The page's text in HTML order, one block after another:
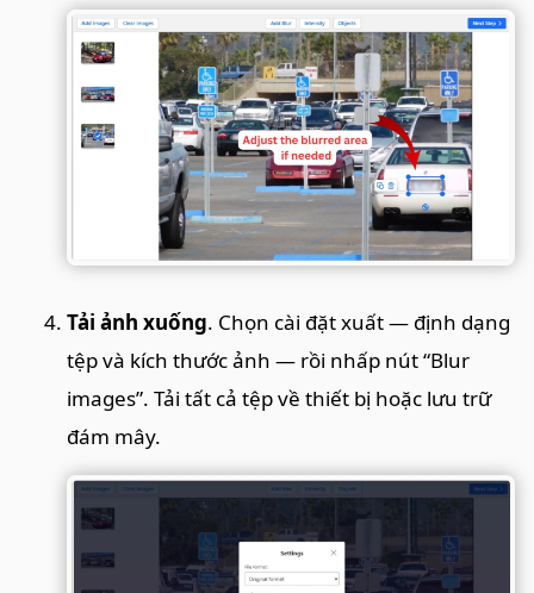
Tải ảnh xuống. Chọn cài đặt xuất — định dạng
tệp và kích thước ảnh — rồi nhấp nút “Blur
images”. Tải tất cả tệp về thiết bị hoặc lưu trữ
đám mây.